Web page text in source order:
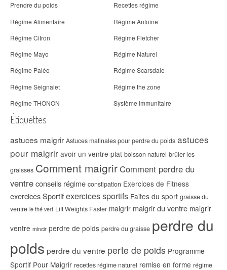
Prendre du poids
Recettes régime
Régime Alimentaire
Régime Antoine
Régime Citron
Régime Fletcher
Régime Mayo
Régime Naturel
Régime Paléo
Régime Scarsdale
Régime Seignalet
Régime the zone
Régime THONON
Système immunitaire
Étiquettes
astuces maigrir Astuces matinales pour perdre du poids astuces
pour maigrir avoir un ventre plat boisson naturel brûler les
graisses Comment maigrirComment perdre du
ventreconseils régime constipation Exercices de Fitness
exercices Sportifexercices sportifs Faites du sport graisse du
ventre le thé vert Lift Weights Faster maigrir maigrir du ventre maigrir
ventre mincir perdre de poids perdre du graisse perdre du
poids perdre du ventre perte de poids Programme
Sportif Pour Maigrir recettes régime naturel remise en forme régime